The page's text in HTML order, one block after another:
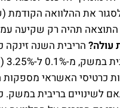
את ההלוואה הקודמת
התוצאה תהיה רק שקיעה
עולה? הריבית השנה זינקה
כרטיסי האשראי מספקות
לשינויים בריבית במשק.